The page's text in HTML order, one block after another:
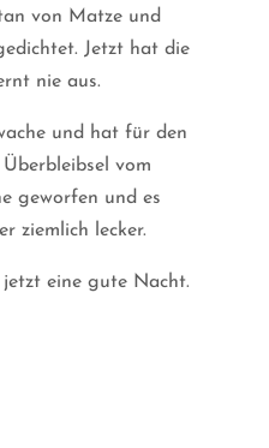
von Matze und
Jetzt hat die
nie aus.
und hat für den
vom
geworfen und es
ziemlich lecker.
jetzt eine gute Nacht.